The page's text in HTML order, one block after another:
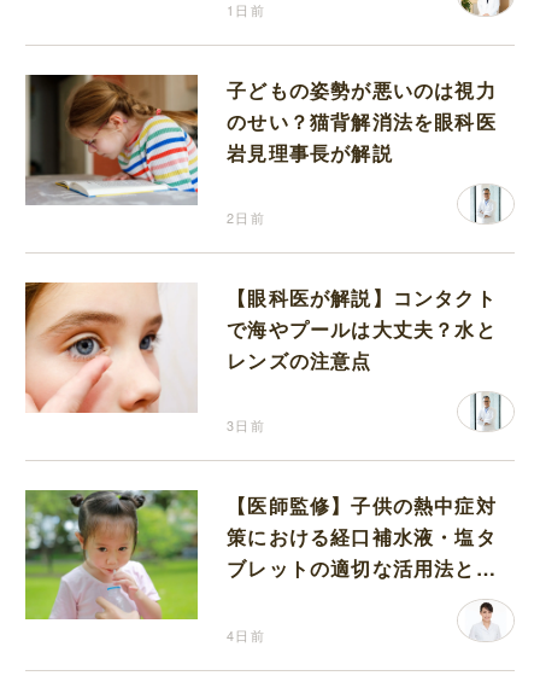
1日前
子どもの姿勢が悪いのは視力
のせい？猫背解消法を眼科医
岩見理事長が解説
2日前
【眼科医が解説】コンタクト
で海やプールは大丈夫？水と
レンズの注意点
3日前
【医師監修】子供の熱中症対
策における経口補水液・塩タ
ブレットの適切な活用法と水
4日前